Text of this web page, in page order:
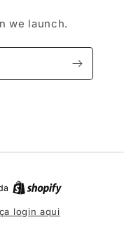
we launch.
login aqui